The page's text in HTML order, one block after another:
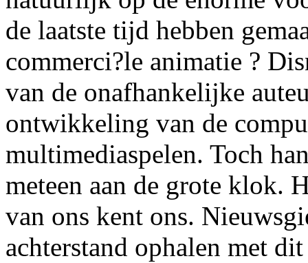
de laatste tijd hebben
commerci?le animatie ?
van de onafhankelijke
ontwikkeling van de
multimediaspelen. Toch
meteen aan de grote klok.
van ons kent ons.
achterstand ophalen met